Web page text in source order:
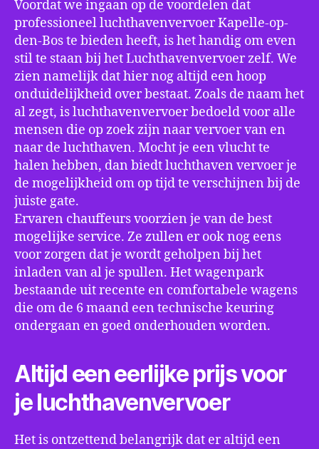
Voordat we ingaan op de voordelen dat
professioneel luchthavenvervoer Kapelle-op-
den-Bos te bieden heeft, is het handig om even
stil te staan bij het Luchthavenvervoer zelf. We
zien namelijk dat hier nog altijd een hoop
onduidelijkheid over bestaat. Zoals de naam het
al zegt, is luchthavenvervoer bedoeld voor alle
mensen die op zoek zijn naar vervoer van en
naar de luchthaven. Mocht je een vlucht te
halen hebben, dan biedt luchthaven vervoer je
de mogelijkheid om op tijd te verschijnen bij de
juiste gate.
Ervaren chauffeurs voorzien je van de best
mogelijke service. Ze zullen er ook nog eens
voor zorgen dat je wordt geholpen bij het
inladen van al je spullen. Het wagenpark
bestaande uit recente en comfortabele wagens
die om de 6 maand een technische keuring
ondergaan en goed onderhouden worden.
Altijd een eerlijke prijs voor
je luchthavenvervoer
Het is ontzettend belangrijk dat er altijd een